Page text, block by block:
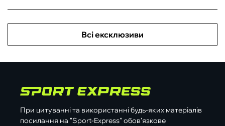
Всі ексклюзиви
При цитуванні та використанні будь-яких матеріалів
посилання на "Sport-Express" обов'язкове